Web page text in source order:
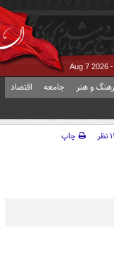
Aug 7 2026
و هنر جامعه اقتصاد
۱۱ نظر
چاپ